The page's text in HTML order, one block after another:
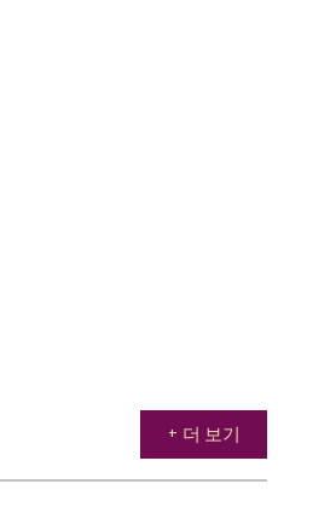
+ 더 보기